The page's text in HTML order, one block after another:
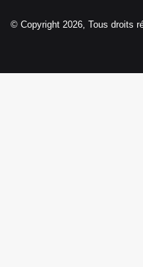
© Copyright 2026, Tous droits